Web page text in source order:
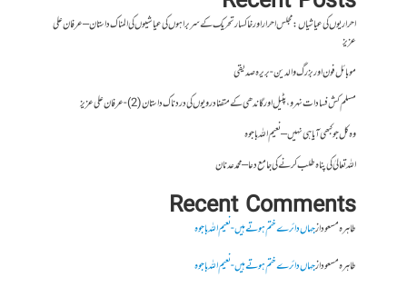
احراریوں کی عیاشیاں : مجلس احرار اور خاکسار تحریک کے سربراہوں کی عیاشیوں کی المناک داستان – عرفان علی
عزیز
موبائل فون اور بزرگ والدین- بریرہ صدیقی
مسلم کش فسادات نہرو، پٹیل اور گاندھی کے متضاد رویوں کی درد ناک داستان (2)- عرفان علی عزیز
وہ کل جو کبھی آیا ہی نہیں – نعیم اللہ باجوہ
اللہ تعالیٰ کی پناہ طلب کرنے کی جامع دعا – محمد عدنان
Recent Comments
طاہرہ مسعودازجہاں دائرے ختم ہوتے ہیں- نعیم اللہ باجوہ
طاہرہ مسعودازجہاں دائرے ختم ہوتے ہیں- نعیم اللہ باجوہ